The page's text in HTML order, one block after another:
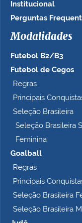
a
n
o
o
m
e
t
Institucional
Perguntas
Modalidades
Futebol B2/B3
Futebol de Cegos
Regras
Principais
Seleção Brasileira
Seleção Brasileira
Feminina
Goalball
Regras
Principais
Seleção Brasileira
Seleção Brasileira